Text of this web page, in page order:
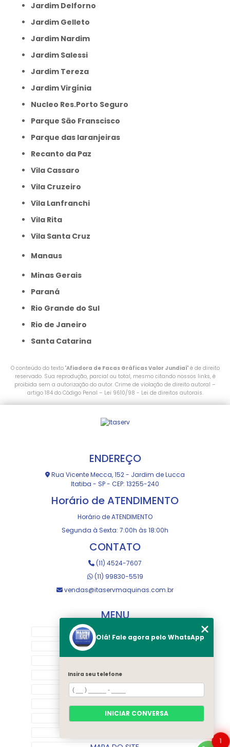
Jardim Delforno
Jardim Gelleto
Jardim Nardim
Jardim Salessi
Jardim Tereza
Jardim Virgínia
Nucleo Res.Porto Seguro
Parque São Franscisco
Parque das laranjeiras
Recanto da Paz
Vila Cassaro
Vila Cruzeiro
Vila Lanfranchi
Vila Rita
Vila Santa Cruz
Manaus
Minas Gerais
Paraná
Rio Grande do Sul
Rio de Janeiro
Santa Catarina
O conteúdo do texto "Afiadora de Facas Gráficas Valor Jundiaí" é de direito
reservado. Sua reprodução, parcial ou total, mesmo citando nossos links, é
proibida sem a autorização do autor. Crime de violação de direito autoral –
artigo 184 do Código Penal – Lei 9610/98 - Lei de direitos autorais.
ENDEREÇO
Rua Vicente Mecca, 152 - Jardim de Lucca
Itatiba - SP - CEP: 13255-240
Horário de ATENDIMENTO
Horário de ATENDIMENTO
Segunda à Sexta: 7:00h às 18:00h
CONTATO
(11) 4524-7607
(11) 99830-5519
vendas@itaservmaquinas.com.br
MENU
MANUTENÇÃO E USINAGEM
LOJA
EQUIPAMENTOS
RASTREAMENTO
CONTATO
1
Olá! Fale agora pelo WhatsApp
Insira seu telefone
INICIAR CONVERSA